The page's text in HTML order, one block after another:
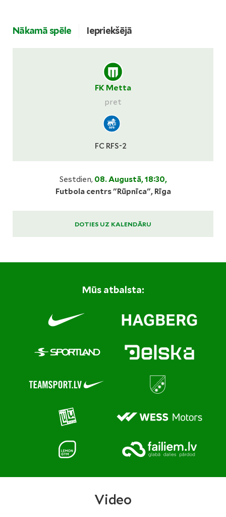
Nākamā spēle Iepriekšējā
FK Metta
pret
FC RFS-2
Sestdien, 08. Augustā, 18:30,
Futbola centrs "Rūpnīca", Rīga
DOTIES UZ KALENDĀRU
Mūs atbalsta:
Video